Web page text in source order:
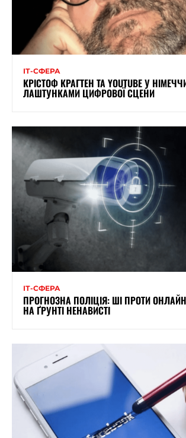
ІТ-СФЕРА
КРІСТОФ КРАГТЕН ТА YOUTUBE У
ЛАШТУНКАМИ ЦИФРОВОЇ СЦЕНИ
ІТ-СФЕРА
ПРОГНОЗНА ПОЛІЦІЯ: ШІ ПРОТИ
НА ҐРУНТІ НЕНАВИСТІ